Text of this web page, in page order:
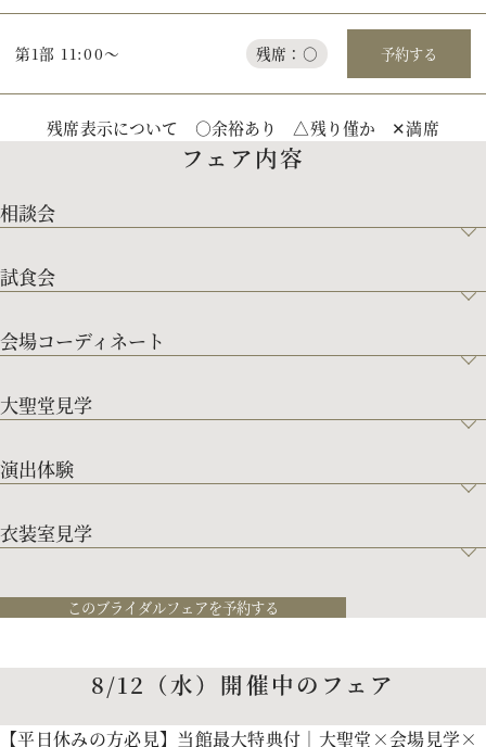
プライバシーポリシー 運営会社情報
第1部 11:00～ 残席：○ 予約する
残席表示について ○余裕あり △残り僅か ✕満席
フェア内容
相談会
試食会
会場コーディネート
大聖堂見学
演出体験
衣装室見学
このブライダルフェアを予約する
8/12（水）開催中のフェア
【平日休みの方必見】当館最大特典付｜大聖堂×会場見学×